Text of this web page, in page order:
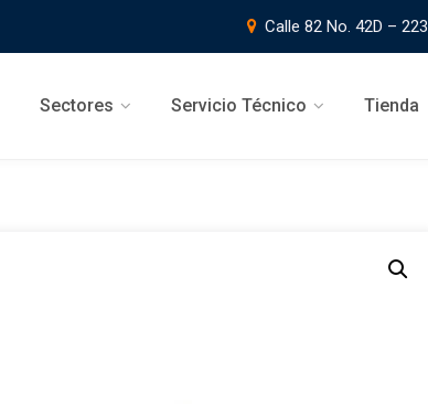
Calle 82 No. 42D – 223
Sectores Servicio Técnico Tienda